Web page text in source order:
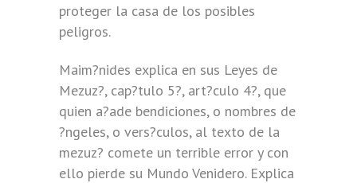
proteger la casa de los posibles
peligros.
Maim?nides explica en sus Leyes de
Mezuz?, cap?tulo 5?, art?culo 4?, que
quien a?ade bendiciones, o nombres de
?ngeles, o vers?culos, al texto de la
mezuz? comete un terrible error y con
ello pierde su Mundo Venidero. Explica